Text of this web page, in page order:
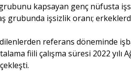
kapsayan genç nüfusta
grubunda işsizlik oranı;
referans döneminde
fiili çalışma süresi 2022